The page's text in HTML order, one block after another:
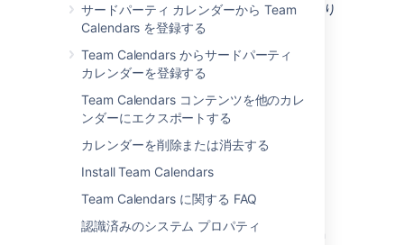
サードパーティ カレンダーから Team
Calendars を登録する
Team Calendars からサードパーティ
カレンダーを登録する
Team Calendars コンテンツを他のカレ
ンダーにエクスポートする
カレンダーを削除または消去する
Install Team Calendars
Team Calendars に関する FAQ
認識済みのシステム プロパティ
修正の完全な一覧は、このページの下部にあり
ます。
Don't have Team Calendars 3.0 yet?
Take a look at the new features and other
Team Calendars 3.0 Release Notes
Release Notices
Upgrading from a previous version of Team